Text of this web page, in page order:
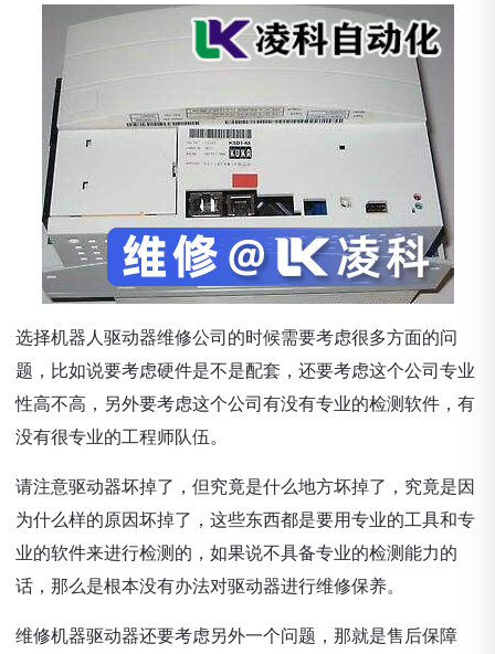
选择机器人驱动器维修公司的时候需要考虑很多方面的问
题，比如说要考虑硬件是不是配套，还要考虑这个公司专业
性高不高，另外要考虑这个公司有没有专业的检测软件，有
没有很专业的工程师队伍。
请注意驱动器坏掉了，但究竟是什么地方坏掉了，究竟是因
为什么样的原因坏掉了，这些东西都是要用专业的工具和专
业的软件来进行检测的，如果说不具备专业的检测能力的
话，那么是根本没有办法对驱动器进行维修保养。
维修机器驱动器还要考虑另外一个问题，那就是售后保障